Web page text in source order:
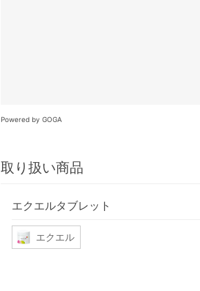
Powered by GOGA
取り扱い商品
エクエルタブレット
エクエル